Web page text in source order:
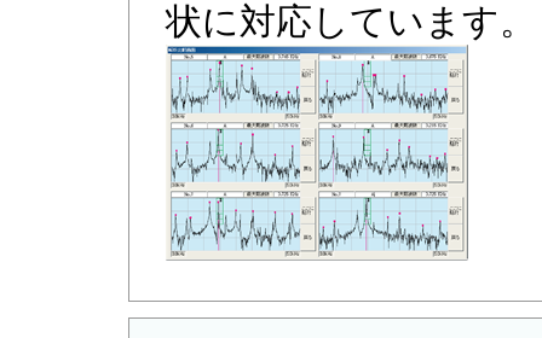
状に対応しています。